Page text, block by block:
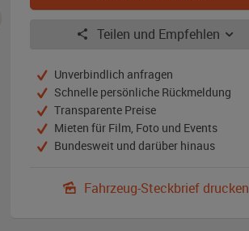
Teilen und Empfehlen
Unverbindlich anfragen
Schnelle persönliche Rückmeldung
Transparente Preise
Mieten für Film, Foto und Events
Bundesweit und darüber hinaus
Fahrzeug-Steckbrief drucken